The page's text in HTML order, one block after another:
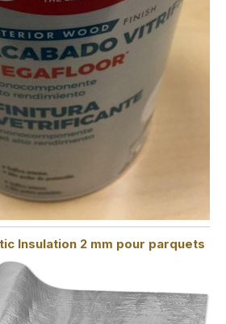
Insulation 2 mm pour parquets